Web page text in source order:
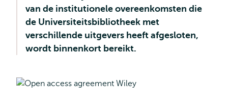
van de institutionele overeenkomsten die
de Universiteitsbibliotheek met
verschillende uitgevers heeft afgesloten,
wordt binnenkort bereikt.